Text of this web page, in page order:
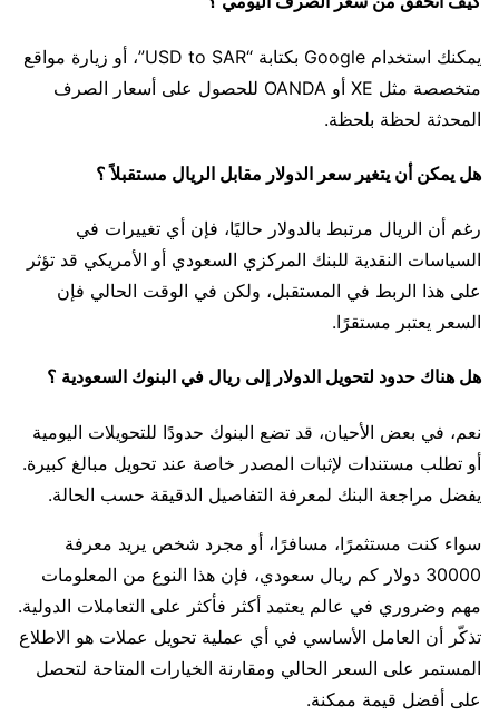
يمكنك استخدام Google بكتابة “USD to SAR”، أو زيارة مواقع
متخصصة مثل XE أو OANDA للحصول على أسعار الصرف
المحدثة لحظة بلحظة.
هل يمكن أن يتغير سعر الدولار مقابل الريال مستقبلاً ؟
رغم أن الريال مرتبط بالدولار حاليًا، فإن أي تغييرات في
السياسات النقدية للبنك المركزي السعودي أو الأمريكي قد تؤثر
على هذا الربط في المستقبل، ولكن في الوقت الحالي فإن
السعر يعتبر مستقرًا.
هل هناك حدود لتحويل الدولار إلى ريال في البنوك السعودية ؟
نعم، في بعض الأحيان، قد تضع البنوك حدودًا للتحويلات اليومية
أو تطلب مستندات لإثبات المصدر خاصة عند تحويل مبالغ كبيرة.
يفضل مراجعة البنك لمعرفة التفاصيل الدقيقة حسب الحالة.
سواء كنت مستثمرًا، مسافرًا، أو مجرد شخص يريد معرفة
30000 دولار كم ريال سعودي، فإن هذا النوع من المعلومات
مهم وضروري في عالم يعتمد أكثر فأكثر على التعاملات الدولية.
تذكّر أن العامل الأساسي في أي عملية تحويل عملات هو الاطلاع
المستمر على السعر الحالي ومقارنة الخيارات المتاحة لتحصل
على أفضل قيمة ممكنة.